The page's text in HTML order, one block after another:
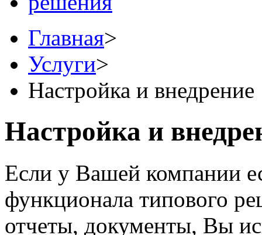
Главная>
Услуги>
Настройка и внедрение
Настройка и
Если у Вашей компании
функционала типового
отчеты, документы, Вы